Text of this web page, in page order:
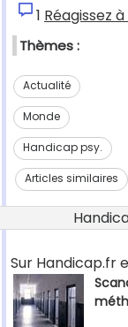
1 Réagissez
Thèmes :
Actualité
Monde
Handicap psy.
Articles similaires
Sur Handicap.fr